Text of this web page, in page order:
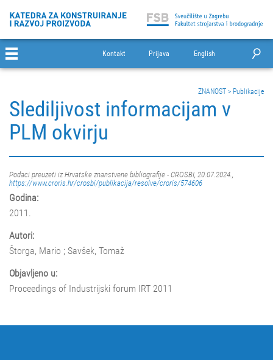
Kontakt Prijava English
ZNANOST > Publikacije
Slediljivost informacijam v
PLM okvirju
Podaci preuzeti iz Hrvatske znanstvene bibliografije - CROSBI, 20.07.2024.,
https://www.croris.hr/crosbi/publikacija/resolve/croris/574606
Godina:
2011.
Autori:
Štorga, Mario ; Savšek, Tomaž
Objavljeno u:
Proceedings of Industrijski forum IRT 2011